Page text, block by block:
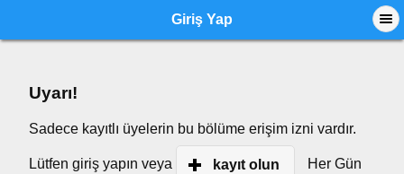
Giriş Yap
Uyarı!
Sadece kayıtlı üyelerin bu bölüme erişim izni vardır.
Lütfen giriş yapın veya kayıt olun Her Gün